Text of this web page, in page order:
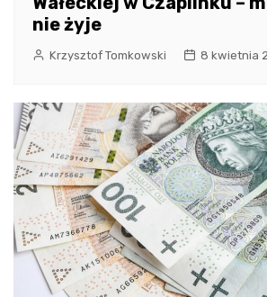
nie żyje
Krzysztof Tomkowski 8 kwietnia